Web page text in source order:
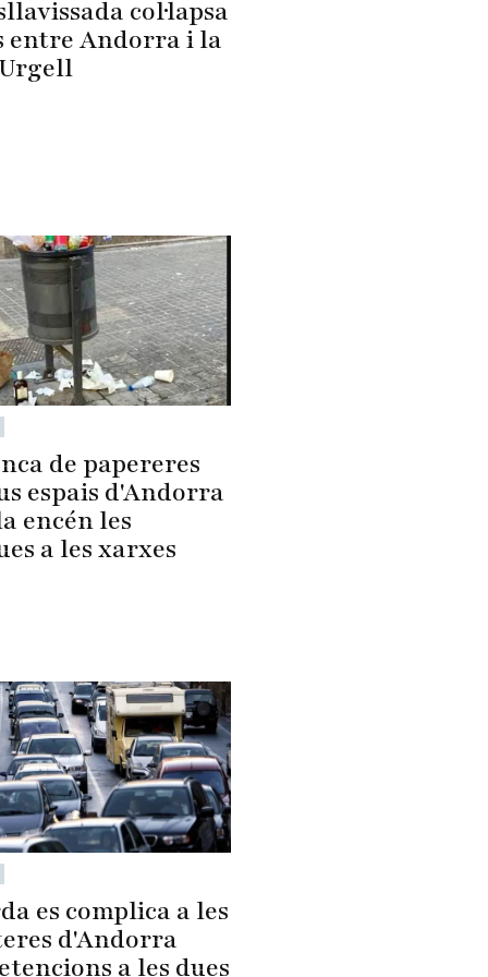
col·lapsa
entre Andorra i la
de papereres
espais d'Andorra
encén les
a les xarxes
es complica a les
d'Andorra
a les dues